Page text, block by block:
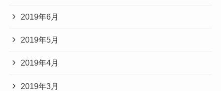
2019年6月
2019年5月
2019年4月
2019年3月